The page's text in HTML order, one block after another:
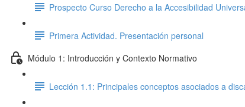
Prospecto Curso Derecho a la Accesibilidad
Primera Actividad. Presentación personal
Módulo 1: Introducción y Contexto Normativo
Lección 1.1: Principales conceptos asociados a